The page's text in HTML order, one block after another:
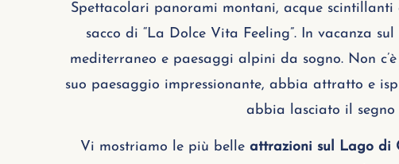
Spettacolari panorami montani, acque
sacco di “La Dolce Vita Feeling”. In vacanza
mediterraneo e paesaggi alpini da sogno. Non
suo paesaggio impressionante, abbia attratto e
abbia lasciato il segno
Vi mostriamo le più belle attrazioni sul Lago di